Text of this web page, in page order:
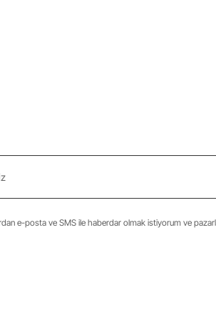
e-posta ve SMS ile haberdar olmak istiyorum ve